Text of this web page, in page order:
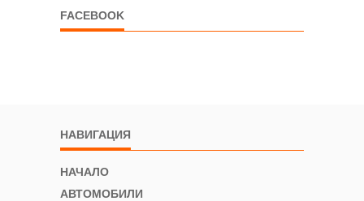
FACEBOOK
НАВИГАЦИЯ
НАЧАЛО
АВТОМОБИЛИ